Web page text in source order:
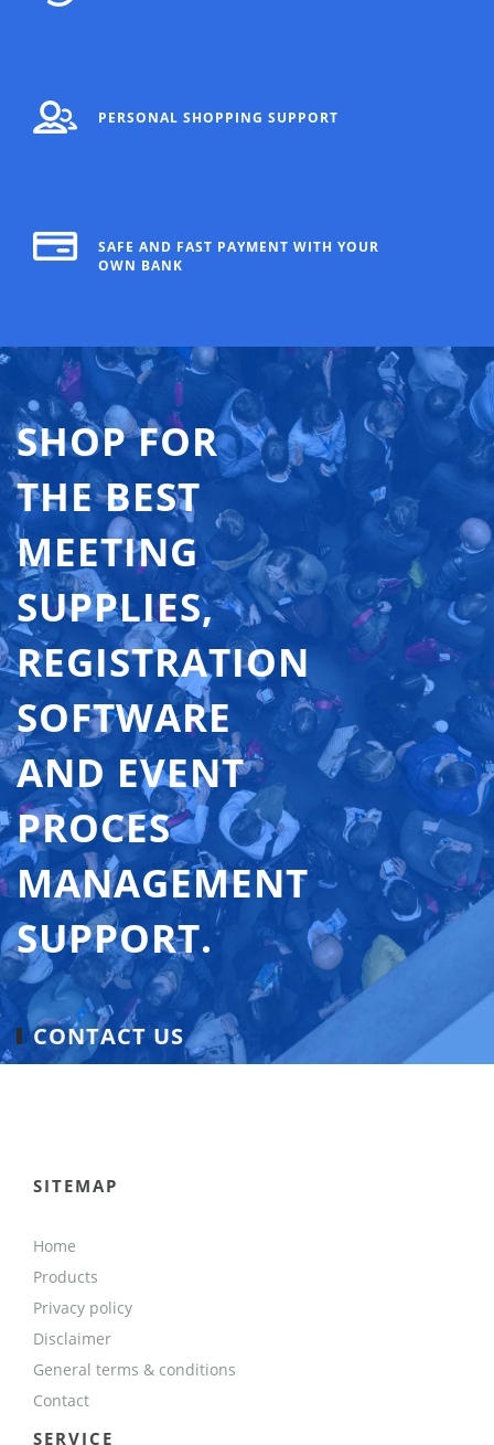
PERSONAL SHOPPING SUPPORT
SAFE AND FAST PAYMENT WITH YOUR
OWN BANK
SHOP FOR
THE BEST
MEETING
SUPPLIES,
REGISTRATION
SOFTWARE
AND EVENT
PROCES
MANAGEMENT
SUPPORT.
CONTACT US
SITEMAP
Home
Products
Privacy policy
Disclaimer
General terms & conditions
Contact
SERVICE